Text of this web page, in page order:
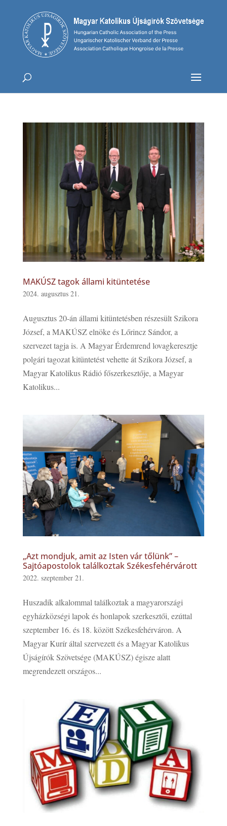
MAKÚSZ tagok állami kitüntetése
2024. augusztus 21.
Augusztus 20-án állami kitüntetésben részesült Szikora
József, a MAKÚSZ elnöke és Lőrincz Sándor, a
szervezet tagja is. A Magyar Érdemrend lovagkeresztje
polgári tagozat kitüntetést vehette át Szikora József, a
Magyar Katolikus Rádió főszerkesztője, a Magyar
Katolikus...
„Azt mondjuk, amit az Isten vár tőlünk” –
Sajtóapostolok találkoztak Székesfehérvárott
2022. szeptember 21.
Huszadik alkalommal találkoztak a magyarországi
egyházközségi lapok és honlapok szerkesztői, ezúttal
szeptember 16. és 18. között Székesfehérváron. A
Magyar Kurír által szervezett és a Magyar Katolikus
Újságírók Szövetsége (MAKÚSZ) égisze alatt
megrendezett országos...